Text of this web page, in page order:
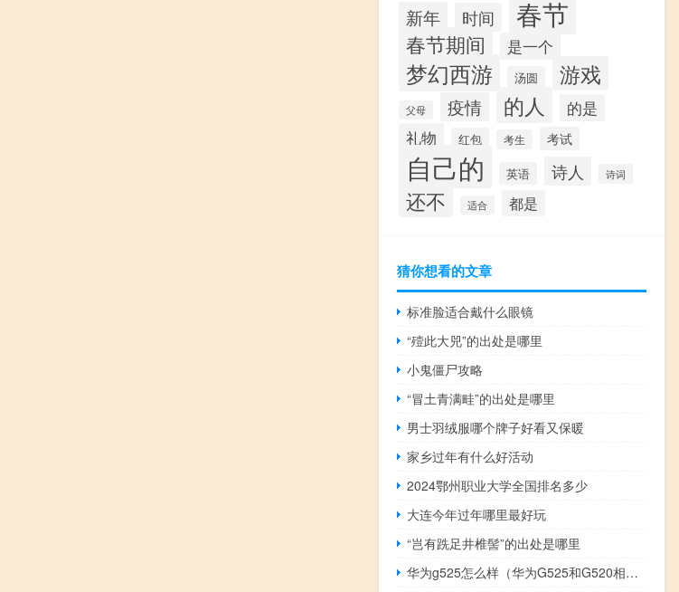
新年 时间 春节
春节期间 是一个
梦幻西游 汤圆 游戏
父母 疫情 的人 的是
礼物 红包 考生 考试
自己的 英语 诗人 诗词
还不 适合 都是
猜你想看的文章
标准脸适合戴什么眼镜
“殪此大兕”的出处是哪里
小鬼僵尸攻略
“冒土青满畦”的出处是哪里
男士羽绒服哪个牌子好看又保暖
家乡过年有什么好活动
2024鄂州职业大学全国排名多少
大连今年过年哪里最好玩
“岂有跣足井椎髻”的出处是哪里
华为g525怎么样（华为G525和G520相比哪个好用及及-）